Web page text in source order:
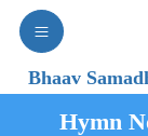
Bhaav
Hymn